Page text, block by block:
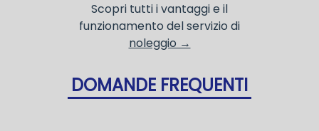
Scopri tutti i vantaggi e il
funzionamento del servizio di
noleggio →
DOMANDE FREQUENTI